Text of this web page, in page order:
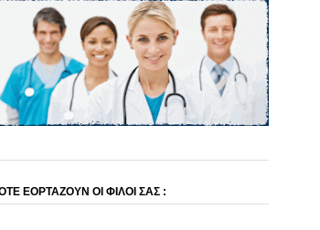
ΕΟΡΤΑΖΟΥΝ ΟΙ ΦΙΛΟΙ ΣΑΣ :